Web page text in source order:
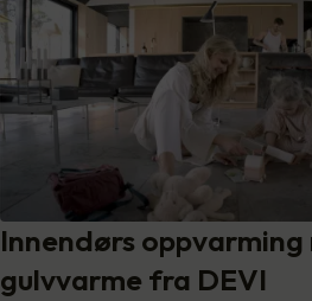
Innendørs oppvarming
gulvvarme fra DEVI